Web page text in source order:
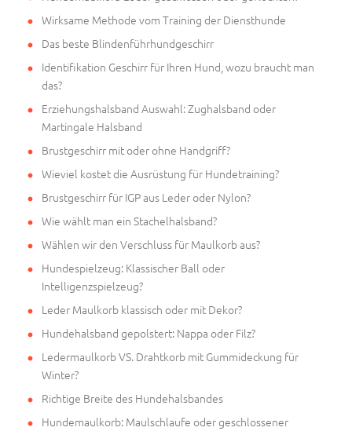
Wirksame Methode vom Training der Diensthunde
Das beste Blindenführhundgeschirr
Identifikation Geschirr für Ihren Hund, wozu braucht man
das?
Erziehungshalsband Auswahl: Zughalsband oder
Martingale Halsband
Brustgeschirr mit oder ohne Handgriff?
Wieviel kostet die Ausrüstung für Hundetraining?
Brustgeschirr für IGP aus Leder oder Nylon?
Wie wählt man ein Stachelhalsband?
Wählen wir den Verschluss für Maulkorb aus?
Hundespielzeug: Klassischer Ball oder
Intelligenzspielzeug?
Leder Maulkorb klassisch oder mit Dekor?
Hundehalsband gepolstert: Nappa oder Filz?
Ledermaulkorb VS. Drahtkorb mit Gummideckung für
Winter?
Richtige Breite des Hundehalsbandes
Hundemaulkorb: Maulschlaufe oder geschlossener